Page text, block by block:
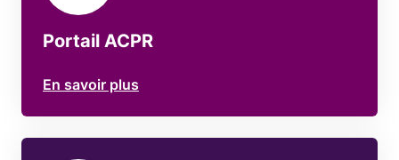
Portail ACPR
En savoir plus